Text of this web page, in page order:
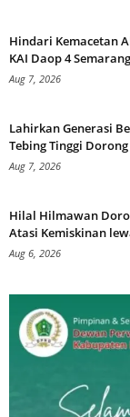
Hindari Kemacetan
KAI Daop 4
Aug 7, 2026
Lahirkan Generasi
Tebing Tinggi
Aug 7, 2026
Hilal Hilmawan
Atasi Kemiskinan
Aug 6, 2026